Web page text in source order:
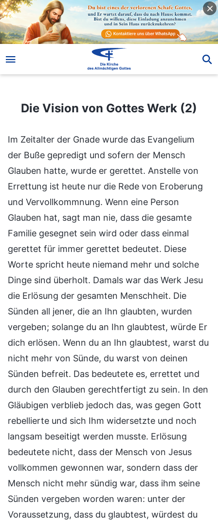
Die Vision von Gottes Werk (2)
Die Vision von Gottes Werk (2)
Im Zeitalter der Gnade wurde das Evangelium der Buße gepredigt und sofern der Mensch Glauben hatte, wurde er gerettet. Anstelle von Errettung ist heute nur die Rede von Eroberung und Vervollkommnung. Wenn eine Person Glauben hat, sagt man nie, dass die gesamte Familie gesegnet sein wird oder dass einmal gerettet für immer gerettet bedeutet. Diese Worte spricht heute niemand mehr und solche Dinge sind überholt. Damals war das Werk Jesu die Erlösung der gesamten Menschheit. Die Sünden all jener, die an Ihn glaubten, wurden vergeben; solange du an Ihn glaubtest, würde Er dich erlösen. Wenn du an Ihn glaubtest, warst du nicht mehr von Sünde, du warst von deinen Sünden befreit. Das bedeutete es, errettet und durch den Glauben gerechtfertigt zu sein. In den Gläubigen verblieb jedoch das, was gegen Gott rebellierte und sich Ihm widersetzte und noch langsam beseitigt werden musste. Erlösung bedeutete nicht, dass der Mensch von Jesus vollkommen gewonnen war, sondern dass der Mensch nicht mehr sündig war, dass ihm seine Sünden vergeben worden waren: unter der Voraussetzung, dass du glaubtest, würdest du nie mehr sündig sein. Viel des damaligen Wirkens Jesu war für Seine Jünger unbegreiflich und Er sagte vieles, was die Menschen nicht verstanden. Das lag daran, dass Er damals keinen Aufschluss darüber gab. Deshalb erstellte Matthäus einige Jahre nach Seinem Fortgehen einen Stammbaum für Jesus, und auch andere arbeiteten an vielem, was dem menschlichen Willen entsprang. Jesus kam nicht, um den Menschen zu vervollkommnen und zu gewinnen, sondern um eine Phase des Werkes zu vollbringen: das Evangelium des Himmelreichs hervorzubringen und das Werk der Kreuzigung zu vollenden. Und so endete Sein Werk vollständig, nachdem Jesus gekreuzigt worden war. Aber in der gegenwärtigen Phase – dem Eroberungswerk – müssen weitere Worte gesprochen werden, muss mehr Werk vollbracht werden und es müssen viele Abläufe stattfinden. Zudem müssen auch die Geheimnisse von Jesus’ und Jehovas Werk enthüllt werden, damit alle Menschen Verständnis und Klarheit in ihrem Glauben haben können, denn das ist das Werk der letzten Tage, und die letzten Tage sind der Abschluss von Gottes Werk, die Zeit, in der dieses Werk endet. Diese Phase des Werks wird dir das Gesetz Jehovas und die Erlösung Jesu erläutern und dadurch sollst du in erster Linie das gesamte Werk von Gottes sechstausendjährigem Führungsplan verstehen und die ganze Bedeutung und das Wesen des sechstausendjähreigen Führungsplans erfassen sowie den Zweck des ganzen Wirkens Jesu und aller Worte, die Er sprach, und sogar deinen blinden Glauben an die Bibel und deine Anbetung dieser begreifen. Das alles wird dir ein gründliches Verständnis ermöglichen. Du wirst beides verstehen – sowohl das von Jesus vollbrachte Werk als auch das heutige Werk Gottes; du wirst die Wahrheit, das Leben und den Weg in ihrer Gesamtheit verstehen und betrachten. Warum ging Jesus während der Phase des Werks, die von Jesus vollbracht wurde, fort, ohne das abschließende Werk zu vollbringen? Weil die Phase des Wirkens Jesu nicht das abschließende Werk war. Als Er an das Kreuz geschlagen wurde, fanden auch Seine Worte ein Ende; nach Seiner Kreuzigung war Sein Werk vollständig beendet. Die gegenwärtige Phase ist anders: Erst wenn die Worte bis zu Ende gesprochen sind und Gottes gesamtes Werk abgeschlossen ist, wird Sein Werk beendet sein. Während der Phase des Werkes, in der Jesus wirkte, gab es viele Worte, die ungesagt blieben oder die nicht vollständig formuliert wurden. Doch Jesus kümmerte es nicht, was Er sagte oder nicht sagte, denn Sein Amt war nicht ein Amt der Worte, und so ging Er nach Seiner Kreuzigung fort. Diese Phase des Werkes galt hauptsächlich der Kreuzigung und unterscheidet sich von der derzeitigen Phase. Diese gegenwärtige Phase des Werkes gilt hauptsächlich der Vollendung, der Aufräumung, und dem Abschluss des gesamten Werkes. Wenn die Worte nicht gänzlich zu Ende gesprochen werden, kann dieses Werk unmöglich abgeschlossen werden, denn in dieser Phase des Werkes wird das gesamte Werk durch den Einsatz von Worten beendet und vollbracht. Als Jesus damals wirkte, war vieles davon für den Menschen unbegreiflich. Er ging leise fort, und heute gibt es immer noch Viele, die Seine Worte nicht verstehen, deren Verständnis fehlerhaft ist, doch sie selbst halten es für richtig und wissen nicht, dass sie sich irren. Die letzte Phase wird das Werk Gottes vollständig beenden und einen Abschluss bilden. Alle werden den Führungsplan Gottes schließlich verstehen und kennen. Die Auffassungen im Menschen, seine Absichten, sein absurdes und abwegiges Verständnis, seine Auffassungen vom Werk Jehovas und Jesu, seine Ansichten zu den Nichtgläubigen und alle seine anderen Verdrehungen werden korrigiert. Und der Mensch wird alle richtigen Wege des Lebens verstehen sowie das ganze von Gott vollbrachte Werk und die gesamte Wahrheit. Wenn das geschieht, wird diese Phase des Werkes zu Ende gehen. Jehovas Werk war die Weltschöpfung, es war der Anfang; diese Phase des Werkes ist das Ende des Werkes, und sie ist der Abschluss. Am Anfang wurde das Werk Gottes unter den Auserwählten Israels ausgeführt und es war die Dämmerung einer neuen Zeit im heiligsten aller Orte. Die letzte Phase des Werks wird im unreinsten aller Länder durchgeführt, um die Welt zu richten und das Zeitalter zu beenden. In der ersten Phase wurde Gottes Werk am hellsten aller Orte vollbracht, und die letzte Phase wird am finstersten aller Orte ausgeführt, und diese Finsternis wird vertrieben, das Licht hervorgebracht und alle Menschen erobert. Wenn die Menschen dieses unreinsten und finstersten aller Orte erobert worden sind und die gesamte Bevölkerung anerkannt hat, dass es einen Gott gibt, und anerkennt, wer der wahre Gott ist, und wenn jeder Mensch völlig überzeugt worden ist, dann wird diese Tatsache verwendet, um das Eroberungswerk im gesamten Universum auszuführen. Diese Phase des Werkes ist symbolisch: Sobald das Werk dieses Zeitalters beendet worden ist, wird das Werk der sechstausendjährigen Führung vollständig enden. Sobald diejenigen am dunkelsten aller Orte erobert sind, versteht sich von selbst, dass das überall sonst auch so sein wird. Von daher trägt nur das Eroberungswerk in China eine bedeutungsvolle Symbolik. China verkörpert alle Mächte der Finsternis, und das chinesische Volk verkörpert all jene, die fleischlich sind, Satan gehören und aus Fleisch und Blut sind. Das chinesische Volk ist es, das durch den großen roten Drachen am meisten verdorben wurde, das den größten Widerstand gegen Gott leistet, dessen Menschlichkeit am niederträchtigsten und unreinsten ist, und somit ist es die Urform der gesamten, verdorbenen Menschheit. Das soll nicht bedeuten, andere Länder hätten überhaupt keine Probleme. Die Auffassungen der Menschen sind alle gleich, und obwohl die Menschen dieser Länder guten Kalibers sein mögen, wenn sie Gott nicht kennen, dann heißt das wohl, dass sie sich Ihm widersetzen. Warum haben sich auch die Juden Gott widersetzt und sich gegen Ihn aufgelehnt? Warum haben sich auch die Pharisäer Ihm widersetzt? Warum hat Judas Jesus verraten? Damals kannten viele der Jünger Jesus nicht. Warum glaubten die Menschen, nachdem Jesus gekreuzigt worden und auferstanden war, noch immer nicht an Ihn? Ist die Aufsässigkeit des Menschen nicht genau die gleiche? Es ist lediglich so, dass das chinesische Volk als Beispiel dient, und wenn seine Menschen erobert worden sind, werden sie zu Beispielen und zu Vorbildern und werden anderen als Referenz dienen. Warum habe Ich immer wieder gesagt, dass ihr eine Beigabe zu Meinem Führungsplan seid? Im chinesischen Volk haben sich Verdorbenheit, Unreinheit, Ungerechtigkeit, Widerstand und Rebellion am meisten manifestiert und sich in all ihren verschiedenen Formen offenbart. Einerseits sind die Chinesen von schwachem Kaliber, und andererseits sind ihre Leben und Denkweisen rückständig und ihre Gewohnheiten, ihr soziales Umfeld, ihre gebürtigen Familien sind allesamt armselig und äußerst rückständig. Ihr Status ist auch sehr niedrig. Das Werk an diesem Ort ist symbolisch, und nachdem dieses Werk zur Probe in seiner Gesamtheit ausgeführt worden ist, wird das nachfolgende Werk Gottes viel leichter sein. Wenn dieser Arbeitsschritt abgeschlossen werden kann, dann wird das nachfolgende Werk ohne Frage funktionieren. Sobald diese Arbeitsstufe vollbracht worden ist, wird ein großer Erfolg völlig erlangt worden sein und das Eroberungswerk im gesamten Universum wird vollständig beendet sein. Und zwar wird das Werk unter euch, sobald es erfolgreich gewesen ist, dem Erfolg im gesamten Universum gleichkommen. Das ist die Wichtigkeit dessen, weshalb Ich euch als Beispiel und Vorbild fungieren lasse. Rebellion, Widerstand, Unreinheit, Ungerechtigkeit – all das findet man in diesen Menschen, und in ihnen ist die gesamte Rebellion der Menschheit vertreten. Sie sind wirklich unglaublich. Deshalb werden sie als der Inbegriff der Eroberung hochgehalten, und wenn sie erst erobert worden sind, werden sie auf natürliche Weise zu einem Vorbild und Beispiel für andere werden. Nichts war mehr symbolisch als das Ausführen der ersten Phase in Israel: Die Israeliten waren von allen Völkern das heiligste und am wenigsten verdorbene, und so war der Beginn der neuen Epoche in diesem Land von größter Wichtigkeit. Man kann sagen, dass die Vorväter der Menschheit aus Israel kamen und dass Israel der Geburtsort von Gottes Werk war. Am Anfang waren diese Menschen äußerst heilig, und sie beteten alle Jehova an, und Gottes Wirken in ihnen konnte die größten Resultate hervorbringen. Die gesamte Bibel zeichnet das Werk von zwei Zeitaltern auf: Eines war das Werk des Zeitalters des Gesetzes und das andere war das Werk des Zeitalters der Gnade. Das Alte Testament erfasst die Worte Jehovas an die Israeliten und Sein Werk in Israel; das Neue Testament erfasst das Werk Jesu in Judäa. Aber weshalb enthält die Bibel keine chinesischen Namen? Weil die ersten zwei